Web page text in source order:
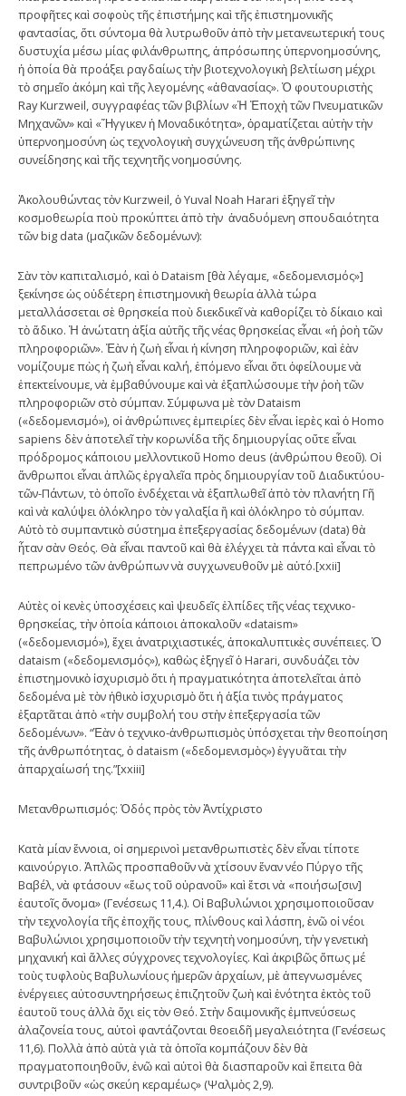
προφῆτες καὶ σοφοὺς τῆς ἐπιστήμης καὶ τῆς ἐπιστημονικῆς
φαντασίας, ὅτι σύντομα θὰ λυτρωθοῦν ἀπὸ τὴν μετανεωτερική τους
δυστυχία μέσω μίας φιλάνθρωπης, ἀπρόσωπης ὑπερνοημοσύνης,
ἡ ὁποία θὰ προάξει ραγδαίως τὴν βιοτεχνολογικὴ βελτίωση μέχρι
τὸ σημεῖο ἀκόμη καὶ τῆς λεγομένης «ἀθανασίας». Ὁ φουτουριστὴς
Ray Kurzweil, συγγραφέας τῶν βιβλίων «Ἡ Ἐποχὴ τῶν Πνευματικῶν
Μηχανῶν» καὶ «Ἤγγικεν ἡ Μοναδικότητα», ὁραματίζεται αὐτὴν τὴν
ὑπερνοημοσύνη ὡς τεχνολογικὴ συγχώνευση τῆς ἀνθρώπινης
συνείδησης καὶ τῆς τεχνητῆς νοημοσύνης.
Ἀκολουθώντας τὸν Kurzweil, ὁ Yuval Noah Harari ἐξηγεῖ τὴν
κοσμοθεωρία ποὺ προκύπτει ἀπὸ τὴν ἀναδυόμενη σπουδαιότητα
τῶν big data (μαζικῶν δεδομένων):
Σὰν τὸν καπιταλισμό, καὶ ὁ Dataism [θὰ λέγαμε, «δεδομενισμός»]
ξεκίνησε ὡς οὐδέτερη ἐπιστημονικὴ θεωρία ἀλλὰ τώρα
μεταλλάσσεται σὲ θρησκεία ποὺ διεκδικεῖ νὰ καθορίζει τὸ δίκαιο καὶ
τὸ ἄδικο. Ἡ ἀνώτατη ἀξία αὐτῆς τῆς νέας θρησκείας εἶναι «ἡ ῥοὴ τῶν
πληροφοριῶν». Ἐὰν ἡ ζωὴ εἶναι ἡ κίνηση πληροφοριῶν, καὶ ἐὰν
νομίζουμε πὼς ἡ ζωὴ εἶναι καλή, ἑπόμενο εἶναι ὅτι ὀφείλουμε νὰ
ἐπεκτείνουμε, νὰ ἐμβαθύνουμε καὶ νὰ ἐξαπλώσουμε τὴν ῥοὴ τῶν
πληροφοριῶν στὸ σύμπαν. Σύμφωνα μὲ τὸν Dataism
(«δεδομενισμό»), οἱ ἀνθρώπινες ἐμπειρίες δὲν εἶναι ἱερὲς καὶ ὁ Homo
sapiens δὲν ἀποτελεῖ τὴν κορωνίδα τῆς δημιουργίας οὔτε εἶναι
πρόδρομος κάποιου μελλοντικοῦ Homo deus (ἀνθρώπου θεοῦ). Οἱ
ἄνθρωποι εἶναι ἁπλῶς ἐργαλεῖα πρὸς δημιουργίαν τοῦ Διαδικτύου-
τῶν-Πάντων, τὸ ὁποῖο ἐνδέχεται νὰ ἐξαπλωθεῖ ἀπὸ τὸν πλανήτη Γῆ
καὶ νὰ καλύψει ὁλόκληρο τὸν γαλαξία ἢ καὶ ὁλόκληρο τὸ σύμπαν.
Αὐτὸ τὸ συμπαντικὸ σύστημα ἐπεξεργασίας δεδομένων (data) θὰ
ἦταν σὰν Θεός. Θὰ εἶναι παντοῦ καὶ θὰ ἐλέγχει τὰ πάντα καὶ εἶναι τὸ
πεπρωμένο τῶν ἀνθρώπων νὰ συγχωνευθοῦν μὲ αὐτό.[xxii]
Αὐτὲς οἱ κενὲς ὑποσχέσεις καὶ ψευδεῖς ἐλπίδες τῆς νέας τεχνικο-
θρησκείας, τὴν ὁποία κάποιοι ἀποκαλοῦν «dataism»
(«δεδομενισμό»), ἔχει ἀνατριχιαστικές, ἀποκαλυπτικὲς συνέπειες. Ὁ
dataism («δεδομενισμός»), καθὼς ἐξηγεῖ ὁ Harari, συνδυάζει τὸν
ἐπιστημονικὸ ἰσχυρισμὸ ὅτι ἡ πραγματικότητα ἀποτελεῖται ἀπὸ
δεδομένα μὲ τὸν ἠθικὸ ἰσχυρισμὸ ὅτι ἡ ἀξία τινὸς πράγματος
ἐξαρτᾶται ἀπὸ «τὴν συμβολή του στὴν ἐπεξεργασία τῶν
δεδομένων». “Ἐὰν ὁ τεχνικο-ἀνθρωπισμὸς ὑπόσχεται τὴν θεοποίηση
τῆς ἀνθρωπότητας, ὁ dataism («δεδομενισμὸς») ἐγγυᾶται τὴν
ἀπαρχαίωσή της.”[xxiii]
Μετανθρωπισμός: Ὁδός πρὸς τὸν Ἀντίχριστο
Κατὰ μίαν ἔννοια, οἱ σημερινοὶ μετανθρωπιστὲς δὲν εἶναι τίποτε
καινούργιο. Ἁπλῶς προσπαθοῦν νὰ χτίσουν ἕναν νέο Πύργο τῆς
Βαβέλ, νὰ φτάσουν «ἕως τοῦ οὐρανοῦ» καὶ ἔτσι νὰ «ποιήσω[σιν]
ἑαυτοῖς ὄνομα» (Γενέσεως 11,4.). Οἱ Βαβυλώνιοι χρησιμοποιοῦσαν
τὴν τεχνολογία τῆς ἐποχῆς τους, πλίνθους καὶ λάσπη, ἐνῶ οἱ νέοι
Βαβυλώνιοι χρησιμοποιοῦν τὴν τεχνητὴ νοημοσύνη, τὴν γενετικὴ
μηχανική καὶ ἄλλες σύγχρονες τεχνολογίες. Καὶ ἀκριβῶς ὅπως μέ
τοὺς τυφλοὺς Βαβυλωνίους ἡμερῶν ἀρχαίων, μὲ ἀπεγνωσμένες
ἐνέργειες αὐτoσυντηρήσεως ἐπιζητοῦν ζωὴ καὶ ἑνότητα ἐκτὸς τοῦ
ἑαυτοῦ τους ἀλλὰ ὄχι εἰς τὸν Θεό. Στὴν δαιμονικῆς ἐμπνεύσεως
ἀλαζονεία τους, αὐτοὶ φαντάζονται θεοειδῆ μεγαλειότητα (Γενέσεως
11,6). Πολλὰ ἀπὸ αὐτὰ γιὰ τὰ ὁποῖα κομπάζουν δὲν θὰ
πραγματοποιηθοῦν, ἐνῶ καὶ αὐτοὶ θὰ διασπαροῦν καὶ ἔπειτα θὰ
συντριβοῦν «ὡς σκεύη κεραμέως» (Ψαλμὸς 2,9).